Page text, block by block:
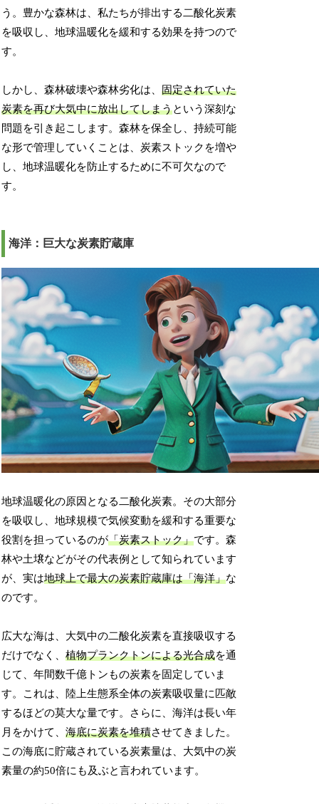
う。豊かな森林は、私たちが排出する二酸化炭素
を吸収し、地球温暖化を緩和する効果を持つので
す。
しかし、森林破壊や森林劣化は、固定されていた
炭素を再び大気中に放出してしまうという深刻な
問題を引き起こします。森林を保全し、持続可能
な形で管理していくことは、炭素ストックを増や
し、地球温暖化を防止するために不可欠なので
す。
海洋：巨大な炭素貯蔵庫
地球温暖化の原因となる二酸化炭素。その大部分
を吸収し、地球規模で気候変動を緩和する重要な
役割を担っているのが「炭素ストック」です。森
林や土壌などがその代表例として知られています
が、実は地球上で最大の炭素貯蔵庫は「海洋」な
のです。
広大な海は、大気中の二酸化炭素を直接吸収する
だけでなく、植物プランクトンによる光合成を通
じて、年間数千億トンもの炭素を固定していま
す。これは、陸上生態系全体の炭素吸収量に匹敵
するほどの莫大な量です。さらに、海洋は長い年
月をかけて、海底に炭素を堆積させてきました。
この海底に貯蔵されている炭素量は、大気中の炭
素量の約50倍にも及ぶと言われています。